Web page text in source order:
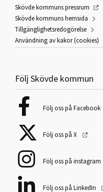
Skövde kommuns pressrum
Skövde kommuns hemsida
Tillgänglighetsredogörelse
Användning av kakor (cookies)
Följ Skövde kommun
Följ oss på Facebook
Följ oss på X
Följ oss på instagram
Följ oss på LinkedIn